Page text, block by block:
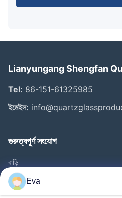
Lianyungang Shengfan
Tel: 86-151-61325985
ইমেইল:
গুরুত্বপূর্ণ সংযোগ
বাড়ি
পণ্য
Eva